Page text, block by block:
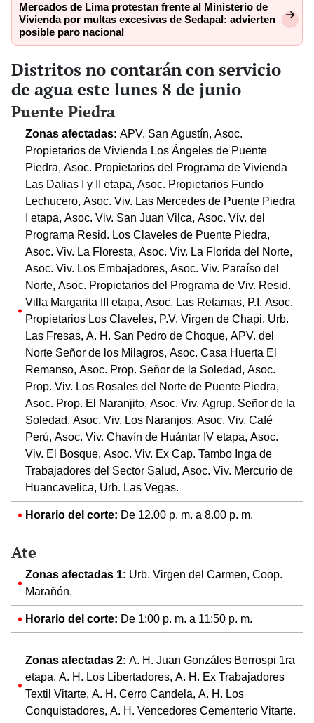
Mercados de Lima protestan frente al Ministerio de
Vivienda por multas excesivas de Sedapal: advierten
posible paro nacional
Distritos no contarán con servicio
de agua este lunes 8 de junio
Puente Piedra
Zonas afectadas: APV. San Agustín, Asoc.
Propietarios de Vivienda Los Ángeles de Puente
Piedra, Asoc. Propietarios del Programa de Vivienda
Las Dalias I y II etapa, Asoc. Propietarios Fundo
Lechucero, Asoc. Viv. Las Mercedes de Puente Piedra
I etapa, Asoc. Viv. San Juan Vilca, Asoc. Viv. del
Programa Resid. Los Claveles de Puente Piedra,
Asoc. Viv. La Floresta, Asoc. Viv. La Florida del Norte,
Asoc. Viv. Los Embajadores, Asoc. Viv. Paraíso del
Norte, Asoc. Propietarios del Programa de Viv. Resid.
Villa Margarita III etapa, Asoc. Las Retamas, P.I. Asoc.
Propietarios Los Claveles, P.V. Virgen de Chapi, Urb.
Las Fresas, A. H. San Pedro de Choque, APV. del
Norte Señor de los Milagros, Asoc. Casa Huerta El
Remanso, Asoc. Prop. Señor de la Soledad, Asoc.
Prop. Viv. Los Rosales del Norte de Puente Piedra,
Asoc. Prop. El Naranjito, Asoc. Viv. Agrup. Señor de la
Soledad, Asoc. Viv. Los Naranjos, Asoc. Viv. Café
Perú, Asoc. Viv. Chavín de Huántar IV etapa, Asoc.
Viv. El Bosque, Asoc. Viv. Ex Cap. Tambo Inga de
Trabajadores del Sector Salud, Asoc. Viv. Mercurio de
Huancavelica, Urb. Las Vegas.
Horario del corte: De 12.00 p. m. a 8.00 p. m.
Ate
Zonas afectadas 1: Urb. Virgen del Carmen, Coop.
Marañón.
Horario del corte: De 1:00 p. m. a 11:50 p. m.
Zonas afectadas 2: A. H. Juan Gonzáles Berrospi 1ra
etapa, A. H. Los Libertadores, A. H. Ex Trabajadores
Textil Vitarte, A. H. Cerro Candela, A. H. Los
Conquistadores, A. H. Vencedores Cementerio Vitarte.